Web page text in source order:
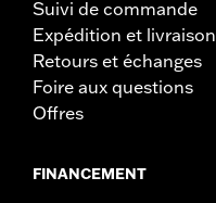
Suivi de commande
Expédition et livraison
Retours et échanges
Foire aux questions
Offres
FINANCEMENT